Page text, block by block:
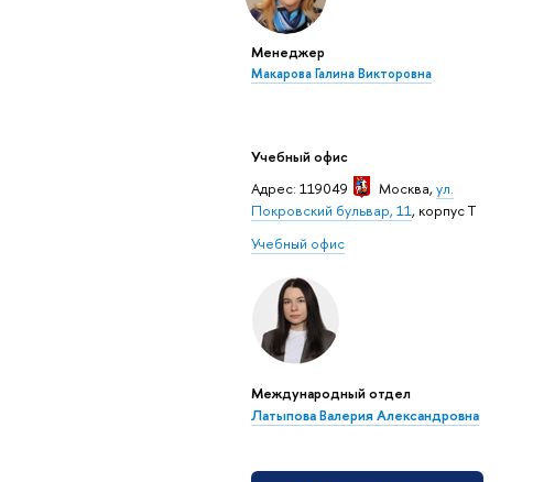
Менеджер
Макарова Галина Викторовна
Учебный офис
Адрес: 119049
Москва, ул.
Покровский бульвар, 11, корпус Т
Учебный офис
Международный отдел
Латыпова Валерия Александровна